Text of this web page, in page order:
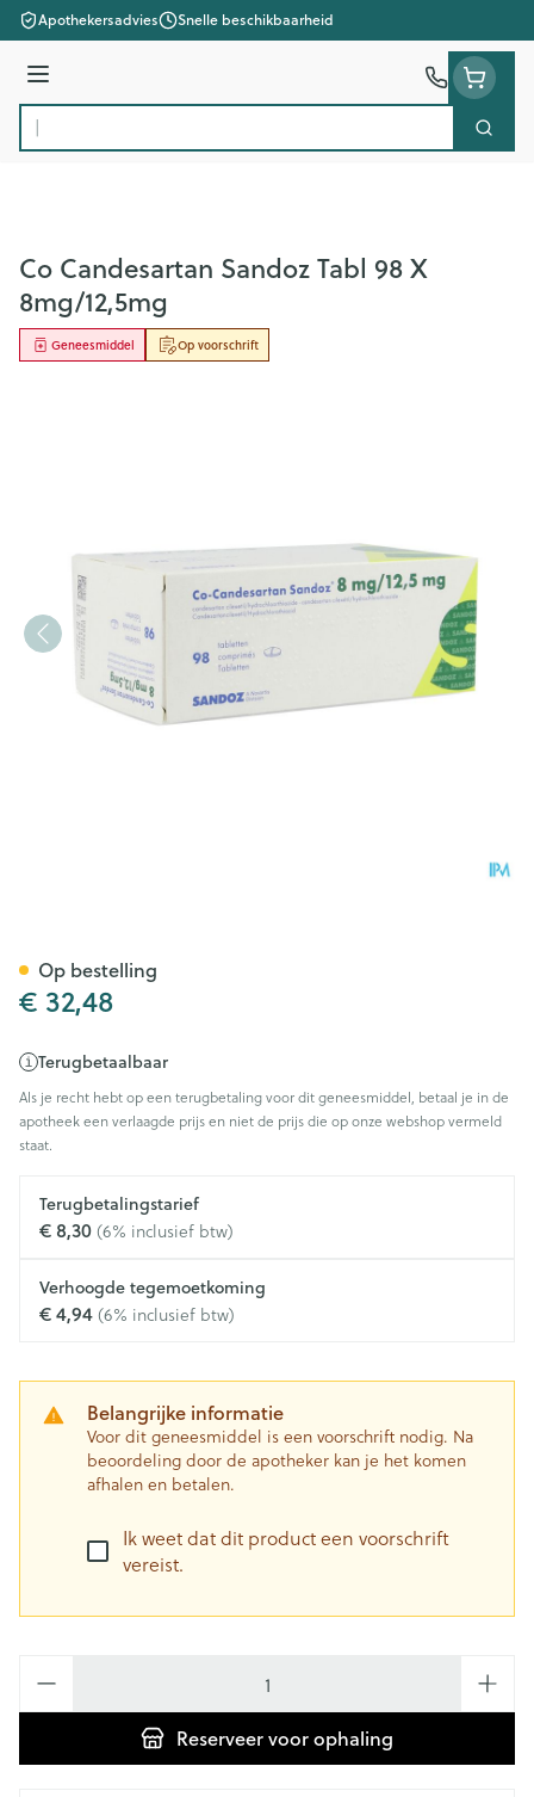
Ga naar de inhoud
Apothekersadvies Snelle beschikbaarheid
Menu
Product, merk, categorie...
Zoek
Co Candesartan Sandoz Tabl 98 X
8mg/12,5mg
Op voorschrift
Geneesmiddel
€ 32,48
Terugbetaalbaar
Als je recht hebt op een terugbetaling voor dit geneesmiddel, betaal je in de
apotheek een verlaagde prijs en niet de prijs die op onze webshop vermeld
staat.
Terugbetalingstarief
€ 8,30(6% inclusief btw)
Verhoogde tegemoetkoming
€ 4,94(6% inclusief btw)
Belangrijke informatie
Voor dit geneesmiddel is een voorschrift nodig. Na
beoordeling door de apotheker kan je het komen
afhalen en betalen.
Ik weet dat dit product een voorschrift
vereist.
Reserveervoor ophaling
Op bestelling